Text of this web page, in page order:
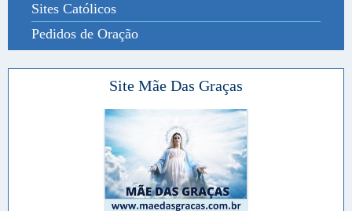
Sites Católicos
Pedidos de Oração
Site Mãe Das Graças